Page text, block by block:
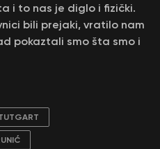
i to nas je diglo i fizički.
bili prejaki, vratilo nam
pokaztali smo šta smo i